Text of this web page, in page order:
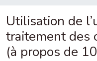
Utilisation de
traitement des
(à propos de